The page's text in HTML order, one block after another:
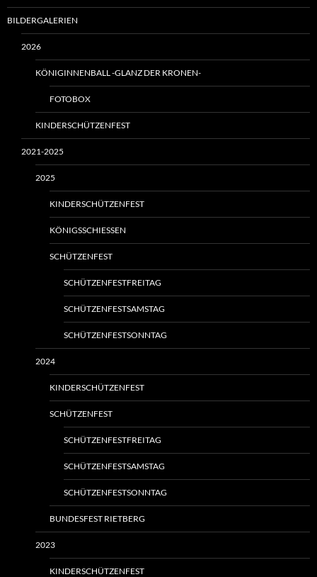
BILDERGALERIEN
2026
KÖNIGINNENBALL -GLANZ DER KRONEN-
FOTOBOX
KINDERSCHÜTZENFEST
2021-2025
2025
KINDERSCHÜTZENFEST
KÖNIGSSCHIESSEN
SCHÜTZENFEST
SCHÜTZENFESTFREITAG
SCHÜTZENFESTSAMSTAG
SCHÜTZENFESTSONNTAG
2024
KINDERSCHÜTZENFEST
SCHÜTZENFEST
SCHÜTZENFESTFREITAG
SCHÜTZENFESTSAMSTAG
SCHÜTZENFESTSONNTAG
BUNDESFEST RIETBERG
2023
KINDERSCHÜTZENFEST